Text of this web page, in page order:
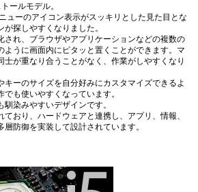
ールモデル。
ューのアイコン表示がスッキリとした見た目とな
探しやすくなりました。
され、ブラウザやアプリケーションなどの複数の
ように画面内にピタッと置くことができます。マ
士が重なり合うことがなく、作業がしやすくなり
キーのサイズを自分好みにカスタマイズできるよ
も使いやすくなっています。
染みやすいデザインです。
おり、ハードウェアと連携し、アプリ、情報、
防御を実装して設計されています。